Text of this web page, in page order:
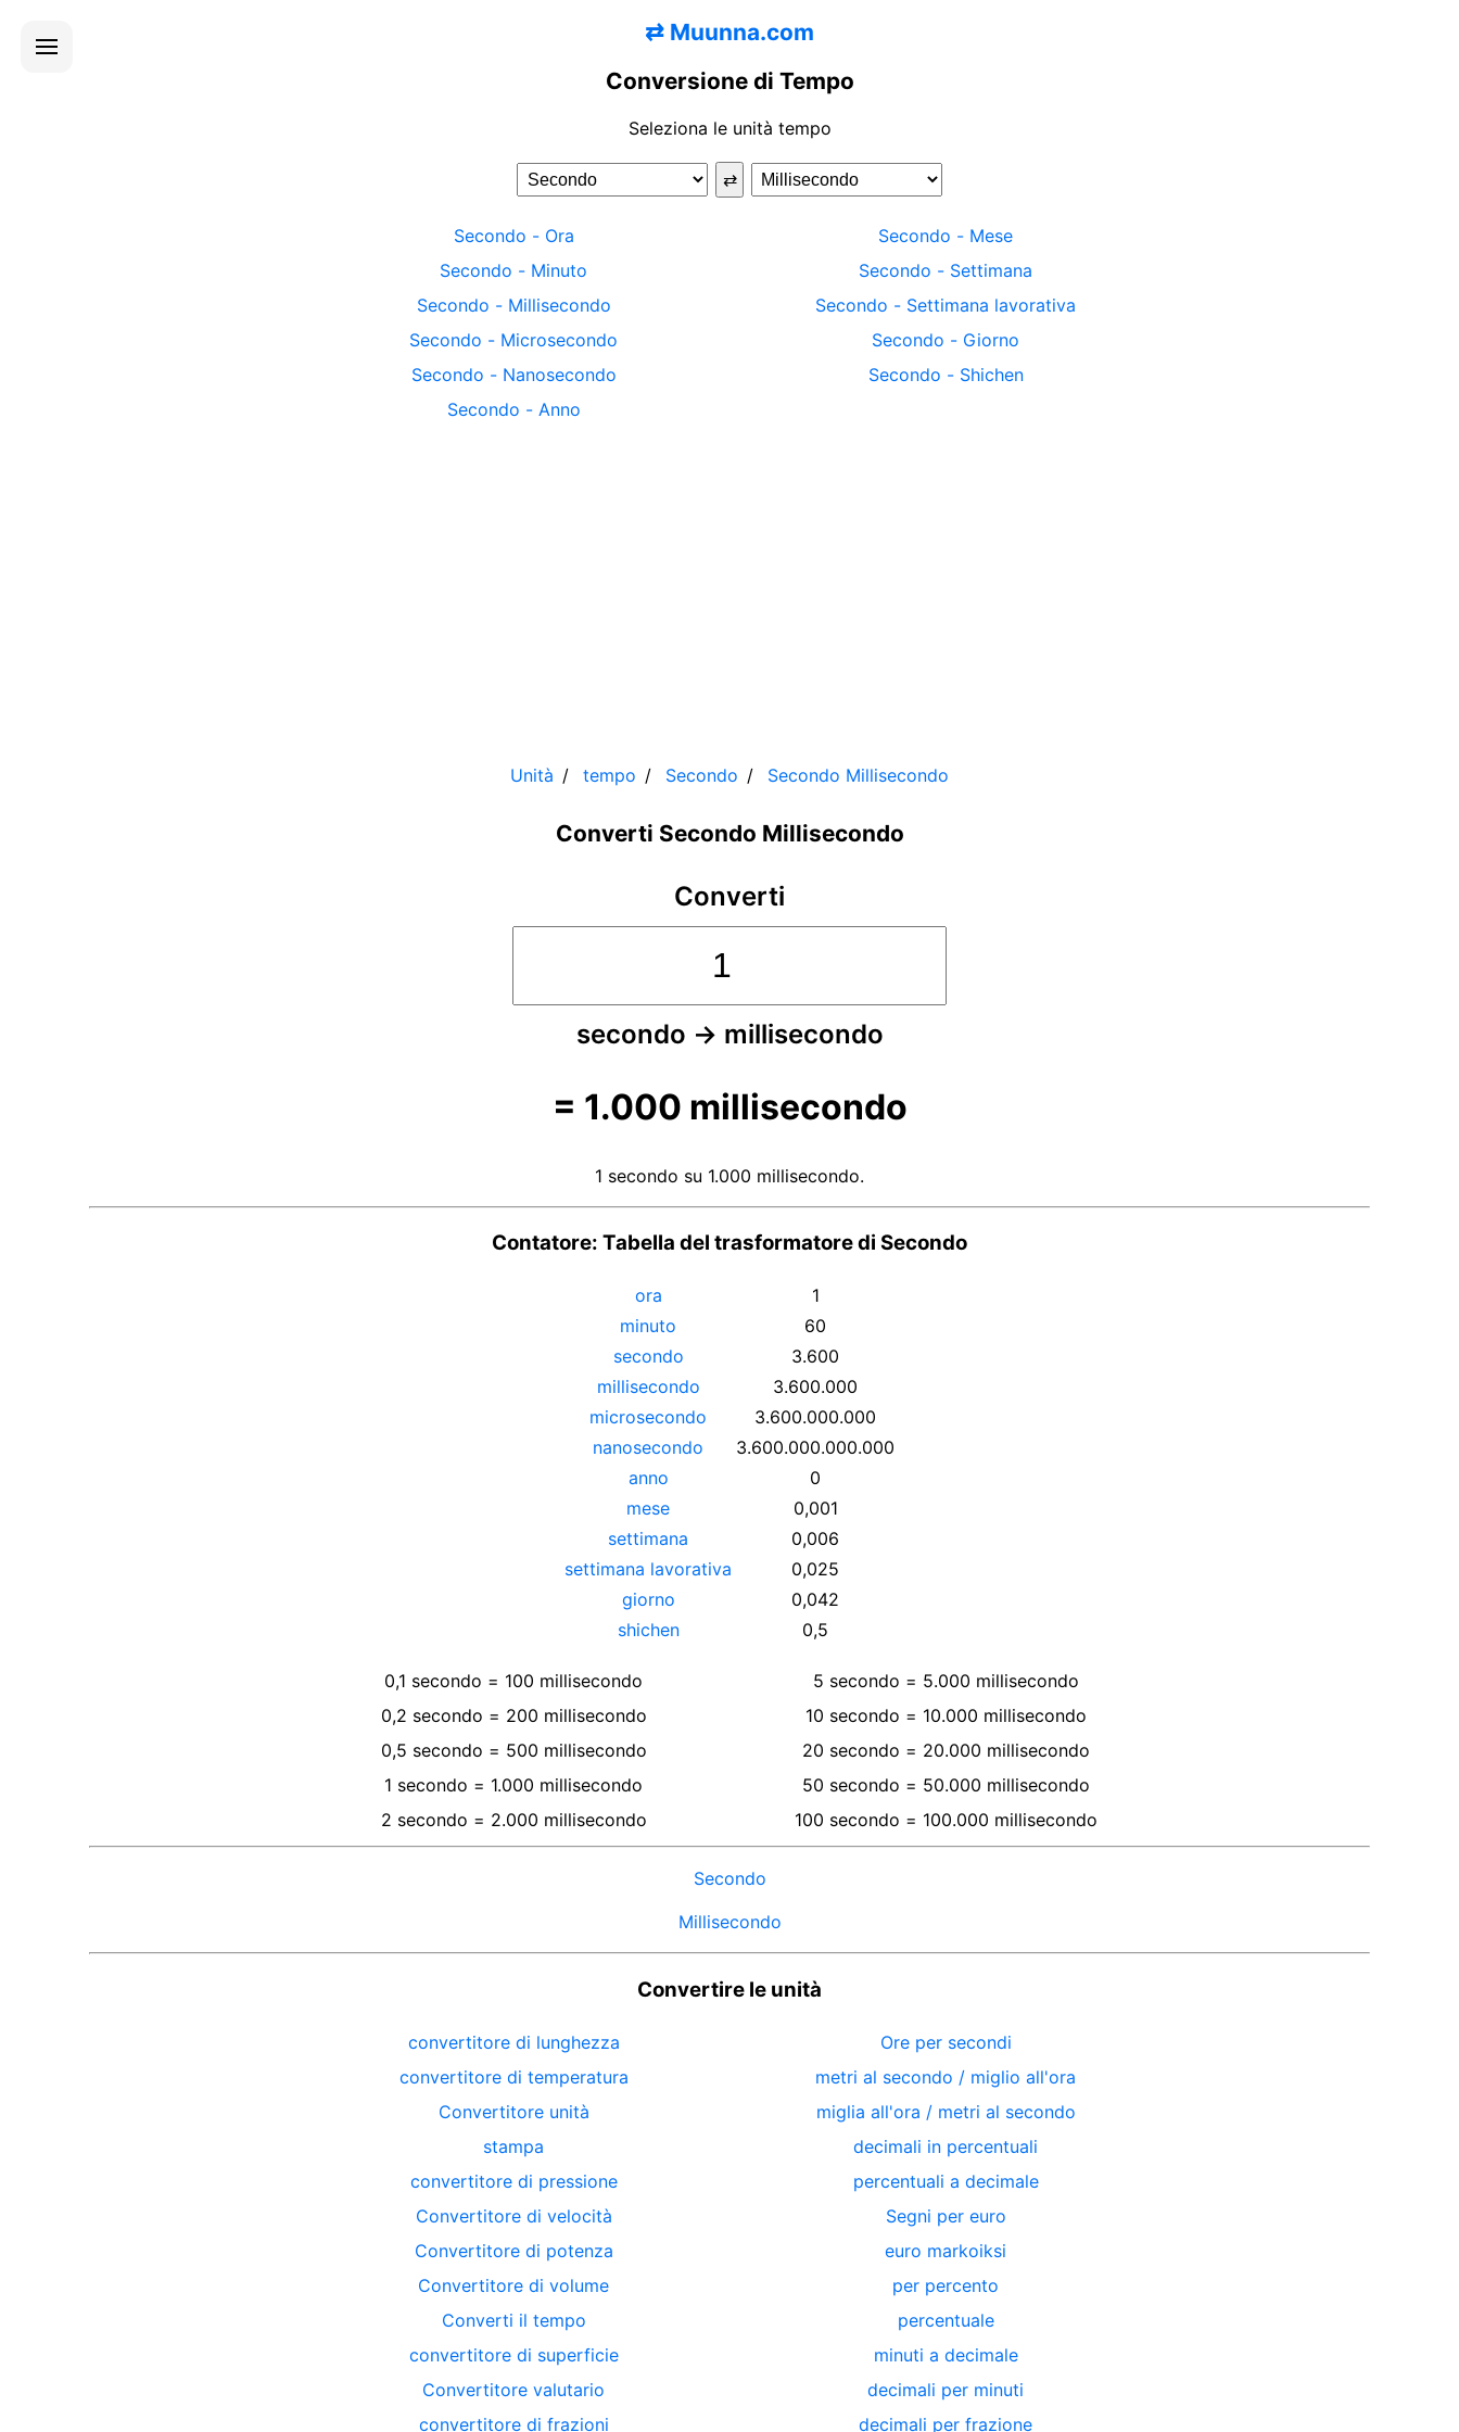
⇄ Muunna.com
Conversione di Tempo
Seleziona le unità tempo
⇄
Secondo - Ora
Secondo - Minuto
Secondo - Millisecondo
Secondo - Microsecondo
Secondo - Nanosecondo
Secondo - Anno
Secondo - Mese
Secondo - Settimana
Secondo - Settimana lavorativa
Secondo - Giorno
Secondo - Shichen
Unità tempo Secondo Secondo Millisecondo
Converti Secondo Millisecondo
Converti
secondo → millisecondo
= 1.000 millisecondo
1 secondo su 1.000 millisecondo.
Contatore: Tabella del trasformatore di Secondo
ora
1
minuto
60
secondo
3.600
millisecondo
3.600.000
microsecondo
3.600.000.000
nanosecondo
3.600.000.000.000
anno
0
mese
0,001
settimana
0,006
settimana lavorativa
0,025
giorno
0,042
shichen
0,5
0,1 secondo = 100 millisecondo
0,2 secondo = 200 millisecondo
0,5 secondo = 500 millisecondo
1 secondo = 1.000 millisecondo
2 secondo = 2.000 millisecondo
5 secondo = 5.000 millisecondo
10 secondo = 10.000 millisecondo
20 secondo = 20.000 millisecondo
50 secondo = 50.000 millisecondo
100 secondo = 100.000 millisecondo
Secondo
Millisecondo
Convertire le unità
convertitore di lunghezza
convertitore di temperatura
Convertitore unità
stampa
convertitore di pressione
Convertitore di velocità
Convertitore di potenza
Convertitore di volume
Converti il ​​tempo
convertitore di superficie
Convertitore valutario
convertitore di frazioni
Ore per secondi
metri al secondo / miglio all'ora
miglia all'ora / metri al secondo
decimali in percentuali
percentuali a decimale
Segni per euro
euro markoiksi
per percento
percentuale
minuti a decimale
decimali per minuti
decimali per frazione